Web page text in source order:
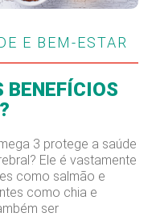
E BEM-ESTAR
BENEFÍCIOS
3 protege a saúde
Ele é vastamente
como salmão e
como chia e
ser